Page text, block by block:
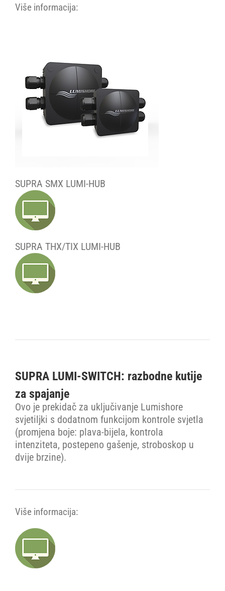
Više informacija:
SUPRA SMX LUMI-HUB
SUPRA THX/TIX LUMI-HUB
SUPRA LUMI-SWITCH: razbodne kutije
za spajanje
Ovo je prekidač za uključivanje Lumishore
svjetiljki s dodatnom funkcijom kontrole svjetla
(promjena boje: plava-bijela, kontrola
intenziteta, postepeno gašenje, stroboskop u
dvije brzine).
Više informacija: